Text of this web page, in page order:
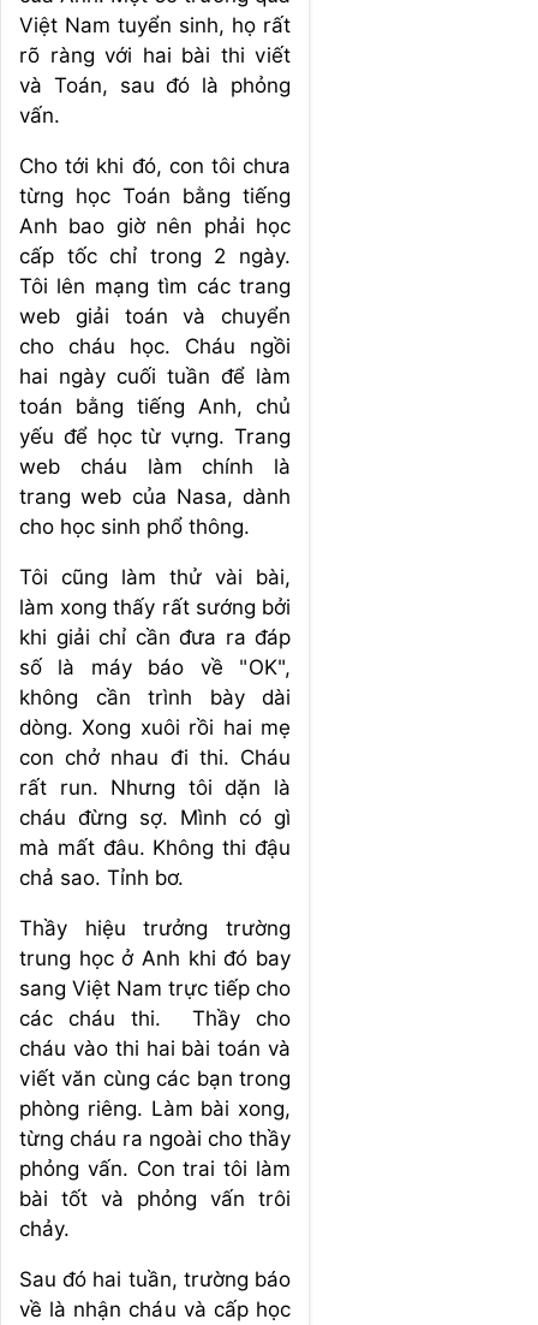
Việt Nam tuyển sinh, họ rất
rõ ràng với hai bài thi viết
và Toán, sau đó là phỏng
vấn.
Cho tới khi đó, con tôi chưa
từng học Toán bằng tiếng
Anh bao giờ nên phải học
cấp tốc chỉ trong 2 ngày.
Tôi lên mạng tìm các trang
web giải toán và chuyển
cho cháu học. Cháu ngồi
hai ngày cuối tuần để làm
toán bằng tiếng Anh, chủ
yếu để học từ vựng. Trang
web cháu làm chính là
trang web của Nasa, dành
cho học sinh phổ thông.
Tôi cũng làm thử vài bài,
làm xong thấy rất sướng bởi
khi giải chỉ cần đưa ra đáp
số là máy báo về "OK",
không cần trình bày dài
dòng. Xong xuôi rồi hai mẹ
con chở nhau đi thi. Cháu
rất run. Nhưng tôi dặn là
cháu đừng sợ. Mình có gì
mà mất đâu. Không thi đậu
chả sao. Tỉnh bơ.
Thầy hiệu trưởng trường
trung học ở Anh khi đó bay
sang Việt Nam trực tiếp cho
các cháu thi. Thầy cho
cháu vào thi hai bài toán và
viết văn cùng các bạn trong
phòng riêng. Làm bài xong,
từng cháu ra ngoài cho thầy
phỏng vấn. Con trai tôi làm
bài tốt và phỏng vấn trôi
chảy.
Sau đó hai tuần, trường báo
về là nhận cháu và cấp học